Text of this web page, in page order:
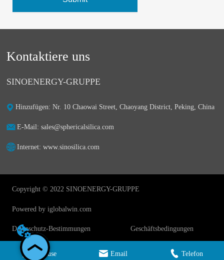
Zuhause Email Telefon
Kontaktiere uns
SINOENERGY-GRUPPE
Hinzufügen: Nr. 10 Chaowai Street, Chaoyang District, Peking, China
E-Mail: sales@sphericalsilica.com
Internet: www.sinosilica.com
Copyright © 2022 SINOENERGY-GRUPPE
Powered by iglobalwin.com
Datenschutz-Bestimmungen Geschäftsbedingungen